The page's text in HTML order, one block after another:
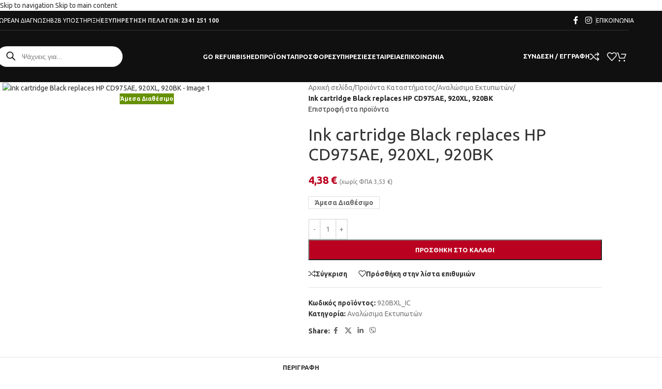
Skip to navigation Skip to main content
ΔΙΆΓΝΩΣΗB2B ΥΠΟΣΤΉΡΙΞΗ ΕΞΥΠΗΡΕΤΗΣΗ ΠΕΛΑΤΩΝ: 2341 251 100 ΕΠΙΚΟΙΝΩΝΊΑ
GO REFURBISHEDΠΡΟΪΌΝΤΑΠΡΟΣΦΟΡΕΣΥΠΗΡΕΣΊΕΣΕΤΑΙΡΕΊΑΕΠΙΚΟΙΝΩΝΊΑ ΣΎΝΔΕΣΗ / ΕΓΓΡΑΦΉ
Άμεσα Διαθέσιμο
Αρχική σελίδα/Προϊόντα Καταστήματος/Αναλώσιμα Εκτυπωτών/
Ink cartridge Black replaces HP CD975AE, 920XL, 920BK
Επιστροφή στα προϊόντα
Ink cartridge Black replaces HP
CD975AE, 920XL, 920BK
4,38 € (χωρίς ΦΠΑ 3,53 €)
Άμεσα Διαθέσιμο
ΠΡΟΣΘΉΚΗ ΣΤΟ ΚΑΛΆΘΙ
Σύγκριση Πρόσθήκη στην λίστα επιθυμιών
Κωδικός προϊόντος: 920BXL_IC
Κατηγορία: Αναλώσιμα Εκτυπωτών
Share:
ΠΕΡΙΓΡΑΦΉ